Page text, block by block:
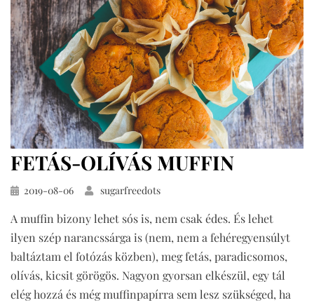
FETÁS-OLÍVÁS MUFFIN
Közzétéve
2019-08-06 sugarfreedots
A muffin bizony lehet sós is, nem csak édes. És lehet
ilyen szép narancssárga is (nem, nem a fehéregyensúlyt
baltáztam el fotózás közben), meg fetás, paradicsomos,
olívás, kicsit görögös. Nagyon gyorsan elkészül, egy tál
elég hozzá és még muffinpapírra sem lesz szükséged, ha